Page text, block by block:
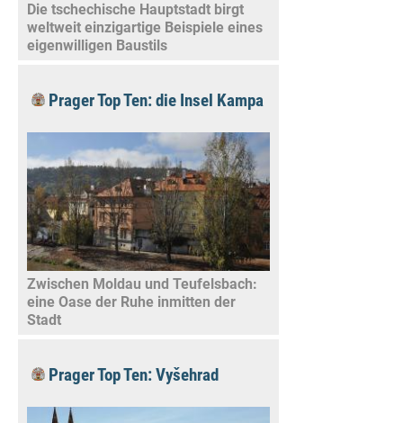
Die tschechische Hauptstadt birgt
weltweit einzigartige Beispiele eines
eigenwilligen Baustils
Prager Top Ten: die Insel Kampa
Zwischen Moldau und Teufelsbach:
eine Oase der Ruhe inmitten der
Stadt
Prager Top Ten: Vyšehrad